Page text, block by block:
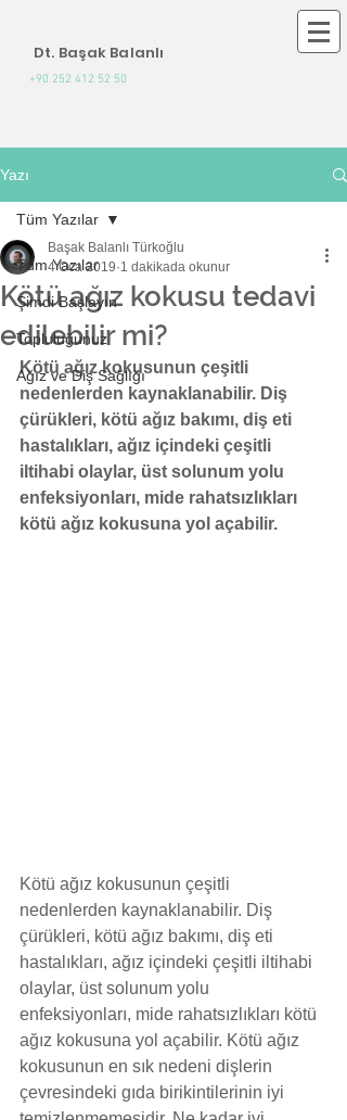
Dt. Başak Balanlı
+90 252 412 52 50
Yazı
Tüm Yazılar
Şimdi Başlayın
Topluluğunuz
Ağız ve Diş Sağlığı
Tüm Yazılar
Kötü ağız kokusu tedavi
edilebilir mi?
Başak Balanlı Türkoğlu
4 Oca 2019 1 dakikada okunur
Kötü ağız kokusunun çeşitli
nedenlerden kaynaklanabilir. Diş
çürükleri, kötü ağız bakımı, diş eti
hastalıkları, ağız içindeki çeşitli
iltihabi olaylar, üst solunum yolu
enfeksiyonları, mide rahatsızlıkları
kötü ağız kokusuna yol açabilir.
Kötü ağız kokusunun çeşitli
nedenlerden kaynaklanabilir. Diş
çürükleri, kötü ağız bakımı, diş eti
hastalıkları, ağız içindeki çeşitli iltihabi
olaylar, üst solunum yolu
enfeksiyonları, mide rahatsızlıkları kötü
ağız kokusuna yol açabilir. Kötü ağız
kokusunun en sık nedeni dişlerin
çevresindeki gıda birikintilerinin iyi